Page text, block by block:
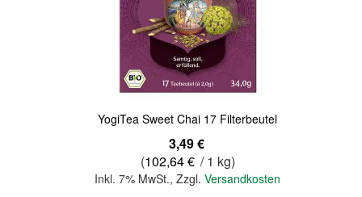
YogiTea Sweet Chai 17 Filterbeutel
3,49 €
(102,64 € / 1 kg)
Inkl. 7% MwSt.,Zzgl.Versandkosten